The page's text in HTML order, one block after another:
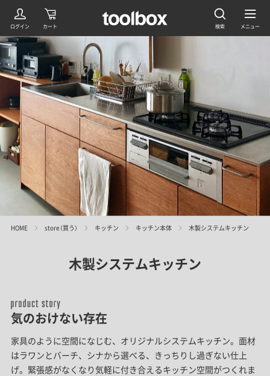
HOME store（買う） キッチン キッチン本体 木製システムキッチン
木製システムキッチン
気のおけない存在
家具のように空間になじむ、オリジナルシステムキッチン。面材
はラワンとバーチ、シナから選べる、きっちりし過ぎない仕上
げ。緊張感がなくなり気軽に付き合えるキッチン空間がつくれま